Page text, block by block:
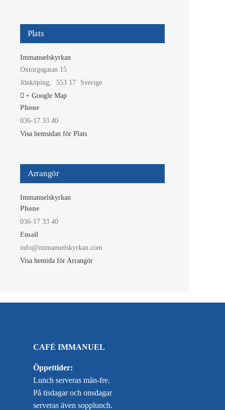
Plats
Immanuelskyrkan
Oxtorgsgatan 15
Jönköping, 553 17
Sverige
+ Google Map
Phone
036-17 33 40
Visa hemsidan för Plats
Arrangör
Immanuelskyrkan
Phone
036-17 33 40
Email
info@immanuelskyrkan.com
Visa hemida för Arrangör
CAFÉ IMMANUEL
Öppettider:
Lunch serveras mån-fre.
På tisdagar och onsdagar
serveras även sopplunch.